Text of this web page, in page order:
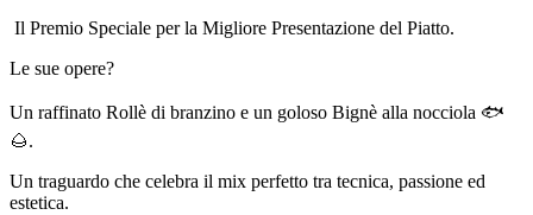
Il Premio Speciale per la Migliore Presentazione del Piatto.
Le sue opere?
Un raffinato Rollè di branzino e un goloso Bignè alla nocciola 🐟
🌰.
Un traguardo che celebra il mix perfetto tra tecnica, passione ed
estetica.